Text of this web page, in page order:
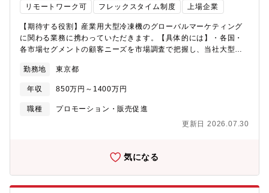
くポジションです。【ポジションの魅力】■経営層に近い視点で仕
事ができる売上目標達成という最重要課題に直結する戦略を立案
するために経営層や事業責任者と密接に連携し、意思決定に関わ
ることができます。■事業の成長を最前線で企画から実行までトー
タルでリードできる市場分析、戦略策定、施策実行、効果検証と
戦略が、会社の売上や利益に直結する手応えを感じられます。
鋭の部署で幅広く、大きな決裁権を持って事業を動かすことがで
きる少数精鋭の組織だからこそ、狭く閉じられた役割分担の中で
や数値の変動に対して、原因を探り、必要に応じて新たな切り口
組織構成・Japan C&I：140名（男性4割、女性6割）、
Consulting C&I：2名チームの特徴：多様なバックグラウンドを
持つメンバーが在籍し、効率化や改革を推進中■働き方・実働7時
間・週4回在宅勤務・月間残業20時間程度・フルフレックスワーク
す。※子育て中のママさん、パパさん大活躍中です。■キャリアパ
営層の意思決定に貢献しながら、部門の中核人材として、より高
度な経営管理やプロジェクト推進をリードしていただく（管理職
です。■魅力・グローバルグループで経営層と近い距離で業務を経
リモートワーク可 フレックスタイム制度 上場企業
【期待する役割】産業用大型冷凍機のグローバルマーケティング
に関わる業務に携わっていただきます。【具体的には】・各国・
各市場セグメントの顧客ニーズを市場調査で把握し、当社大型冷
（リード）獲得につながるマーケティング活動展開・広報活動を
通じた、事業や製品の認知向上【ポジションの魅力】・現代社会
において空調・冷熱製品は、社会インフラの一翼を担っていま
す。その中で大型冷凍機は、データセンター、半導体をはじめと
用途で使われ、私たちの快適な生活を支えるとともに、脱炭素社
マルシステムズは大型冷凍機のリーディング・カンパニーです。
日本だけでなく、グローバルなフィールドで活躍していただけま
す。【募集背景】・空調の世界市場は、今後も伸長が期待されて
います。・大型冷凍機事業は、日本市場におけるリーディング・
勤務地 東京都
年収 850万円～1400万円
職種
プロモーション・販売促進
更新日 2026.07.30
気になる